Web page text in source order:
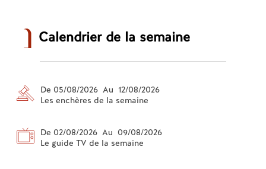
Calendrier de la semaine
De 05/08/2026 Au 12/08/2026
Les enchères de la semaine
De 02/08/2026 Au 09/08/2026
Le guide TV de la semaine